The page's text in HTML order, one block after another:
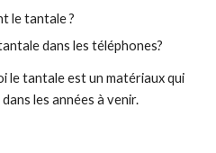
le tantale ?
dans les téléphones?
le tantale est un matériaux qui
les années à venir.